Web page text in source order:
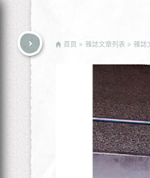
首頁 雜誌文章列表 雜誌